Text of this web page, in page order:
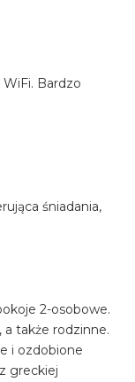
Bardzo
śniadania,
2-osobowe.
także rodzinne.
i ozdobione
greckiej